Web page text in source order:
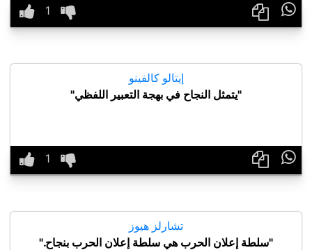

إيتالو كالفينو
"يتمثل النجاح في بهجة التعبير اللفظي"

تشارلز هيوز
"سلطة إعلان الحرب هي سلطة إعلان الحرب بنجاح."